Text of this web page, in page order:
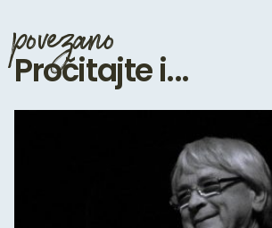
povezano
Pročitajte i...